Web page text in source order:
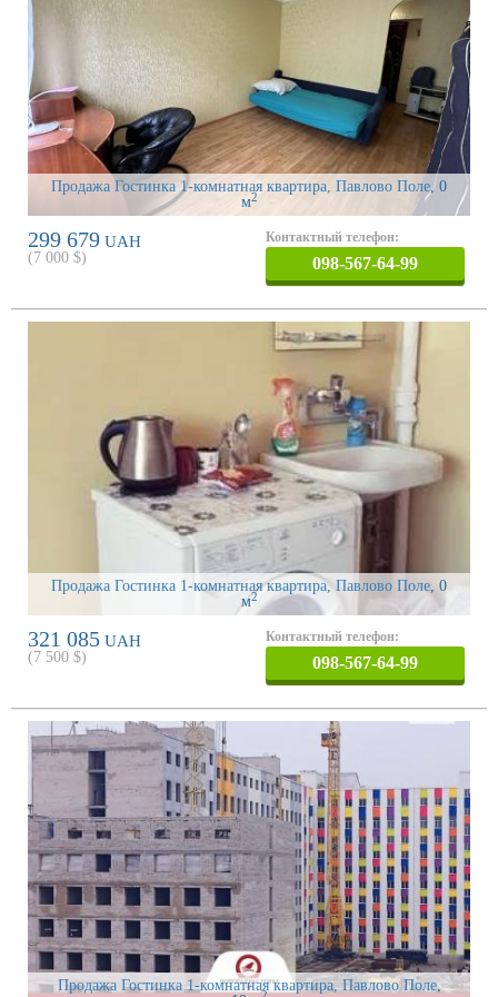
Продажа Гостинка 1-комнатная квартира, Павлово Поле, 0
м2
299 679 UAH
(7 000 $)
Контактный телефон:
098-567-64-99
Продажа Гостинка 1-комнатная квартира, Павлово Поле , 0
м2
321 085 UAH
(7 500 $)
Контактный телефон:
098-567-64-99
Продажа Гостинка 1-комнатная квартира, Павлово Поле,